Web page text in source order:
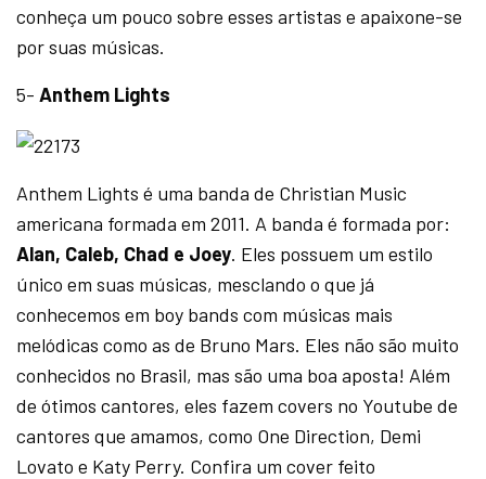
conheça um pouco sobre esses artistas e apaixone-se
por suas músicas.
5-Anthem Lights
Anthem Lights é uma banda de Christian Music
americana formada em 2011. A banda é formada por:
Alan, Caleb, Chad e Joey. Eles possuem um estilo
único em suas músicas, mesclando o que já
conhecemos em boy bands com músicas mais
melódicas como as de Bruno Mars. Eles não são muito
conhecidos no Brasil, mas são uma boa aposta! Além
de ótimos cantores, eles fazem covers no Youtube de
cantores que amamos, como One Direction, Demi
Lovato e Katy Perry. Confira um cover feito